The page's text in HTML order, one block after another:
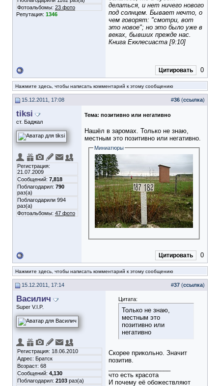
Фотоальбомы: 23 фото
Репутация: 1346
делаться, и нет ничего нового
под солнцем. Бывает нечто, о
чем говорят: "смотри, вот
это новое"; но это было уже в
веках, бывших прежде нас.
Книга Екклесиаста [9:10]
Цитировать 0
Нажмите здесь, чтобы написать комментарий к этому сообщению
15.12.2011, 17:08 #36 (ссылка)
tiksi
ст. Баджал
Регистрация:
21.07.2009
Сообщений: 7,818
Поблагодарил: 790
раз(а)
Поблагодарили 994
раз(а)
Фотоальбомы: 47 фото
Тема: позитивно или негативно
Нашёл в заромах. Только не знаю,
местным это позитивно или негативно.
Миниатюры
Цитировать 0
Нажмите здесь, чтобы написать комментарий к этому сообщению
15.12.2011, 17:14 #37 (ссылка)
Василич
Super V.I.P.
Регистрация: 18.06.2010
Адрес: Братск
Возраст: 68
Сообщений: 4,130
Поблагодарил: 2103 раз(а)
Цитата:
Только не знаю,
местным это
позитивно или
негативно
Скорее прикольно. Значит
позитив.
что есть красота
И почему её обожествляют